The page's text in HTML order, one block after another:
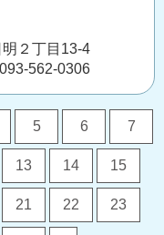
２丁目13-4
562-0306
5 6 7
13 14 15
21 22 23